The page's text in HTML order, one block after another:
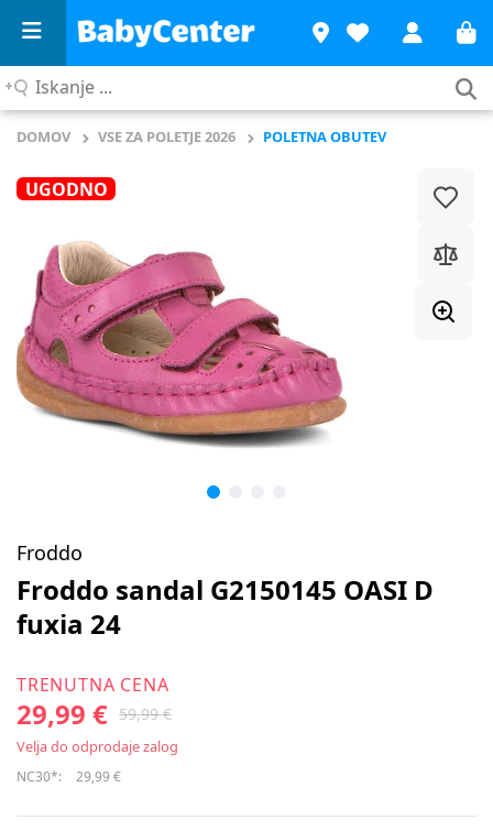
Iskanje
DOMOV VSE ZA POLETJE 2026 POLETNA OBUTEV
UGODNO
Froddo
Froddo sandal G2150145 OASI D
fuxia 24
TRENUTNA CENA
29,99 € 59,99 €
Velja do odprodaje zalog
NC30*: 29,99 €